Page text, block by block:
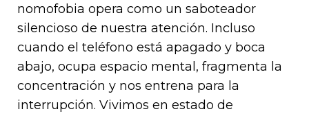
nomofobia opera como un saboteador
silencioso de nuestra atención. Incluso
cuando el teléfono está apagado y boca
abajo, ocupa espacio mental, fragmenta la
concentración y nos entrena para la
interrupción. Vivimos en estado de